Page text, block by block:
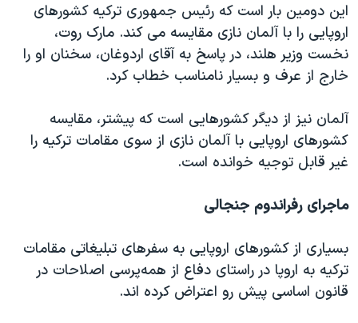
این دومین بار است که رئیس جمهوری ترکیه کشورهای
اروپایی را با آلمان نازی مقایسه می کند. مارک روت،
نخست وزیر هلند، در پاسخ به آقای اردوغان، سخنان او را
خارج از عرف و بسیار نامناسب خطاب کرد.
آلمان نیز از دیگر کشورهایی است که پیشتر، مقایسه
کشورهای اروپایی با آلمان نازی از سوی مقامات ترکیه را
غیر قابل توجیه خوانده است.
ماجرای رفراندوم جنجالی
بسیاری از کشورهای اروپایی به سفرهای تبلیغاتی مقامات
ترکیه به اروپا در راستای دفاع از همه‌پرسی اصلاحات در
قانون اساسی پیش رو اعتراض کرده اند.